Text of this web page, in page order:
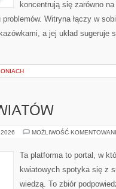
koncentrują się zarówno
Witryna łączy w
a jej układ sugeruje
MOŻLIWOŚĆ
Ta platforma to portal, w
kwiatowych spotyka się z
wiedzą. To zbiór